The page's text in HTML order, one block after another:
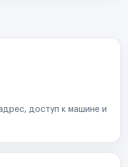
доступ к машине и